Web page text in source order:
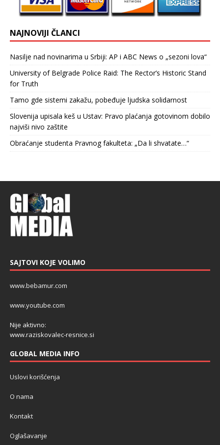
NAJNOVIJI ČLANCI
Nasilje nad novinarima u Srbiji: AP i ABC News o „sezoni lova“
University of Belgrade Police Raid: The Rector’s Historic Stand
for Truth
Tamo gde sistemi zakažu, pobeđuje ljudska solidarnost
Slovenija upisala keš u Ustav: Pravo plaćanja gotovinom dobilo
najviši nivo zaštite
Obraćanje studenta Pravnog fakulteta: „Da li shvatate…“
SAJTOVI KOJE VOLIMO
www.bebamur.com
www.youtube.com
Nije aktivno:
www.raziskovalec-resnice.si
GLOBAL MEDIA INFO
Uslovi korišćenja
O nama
Kontakt
Oglašavanje